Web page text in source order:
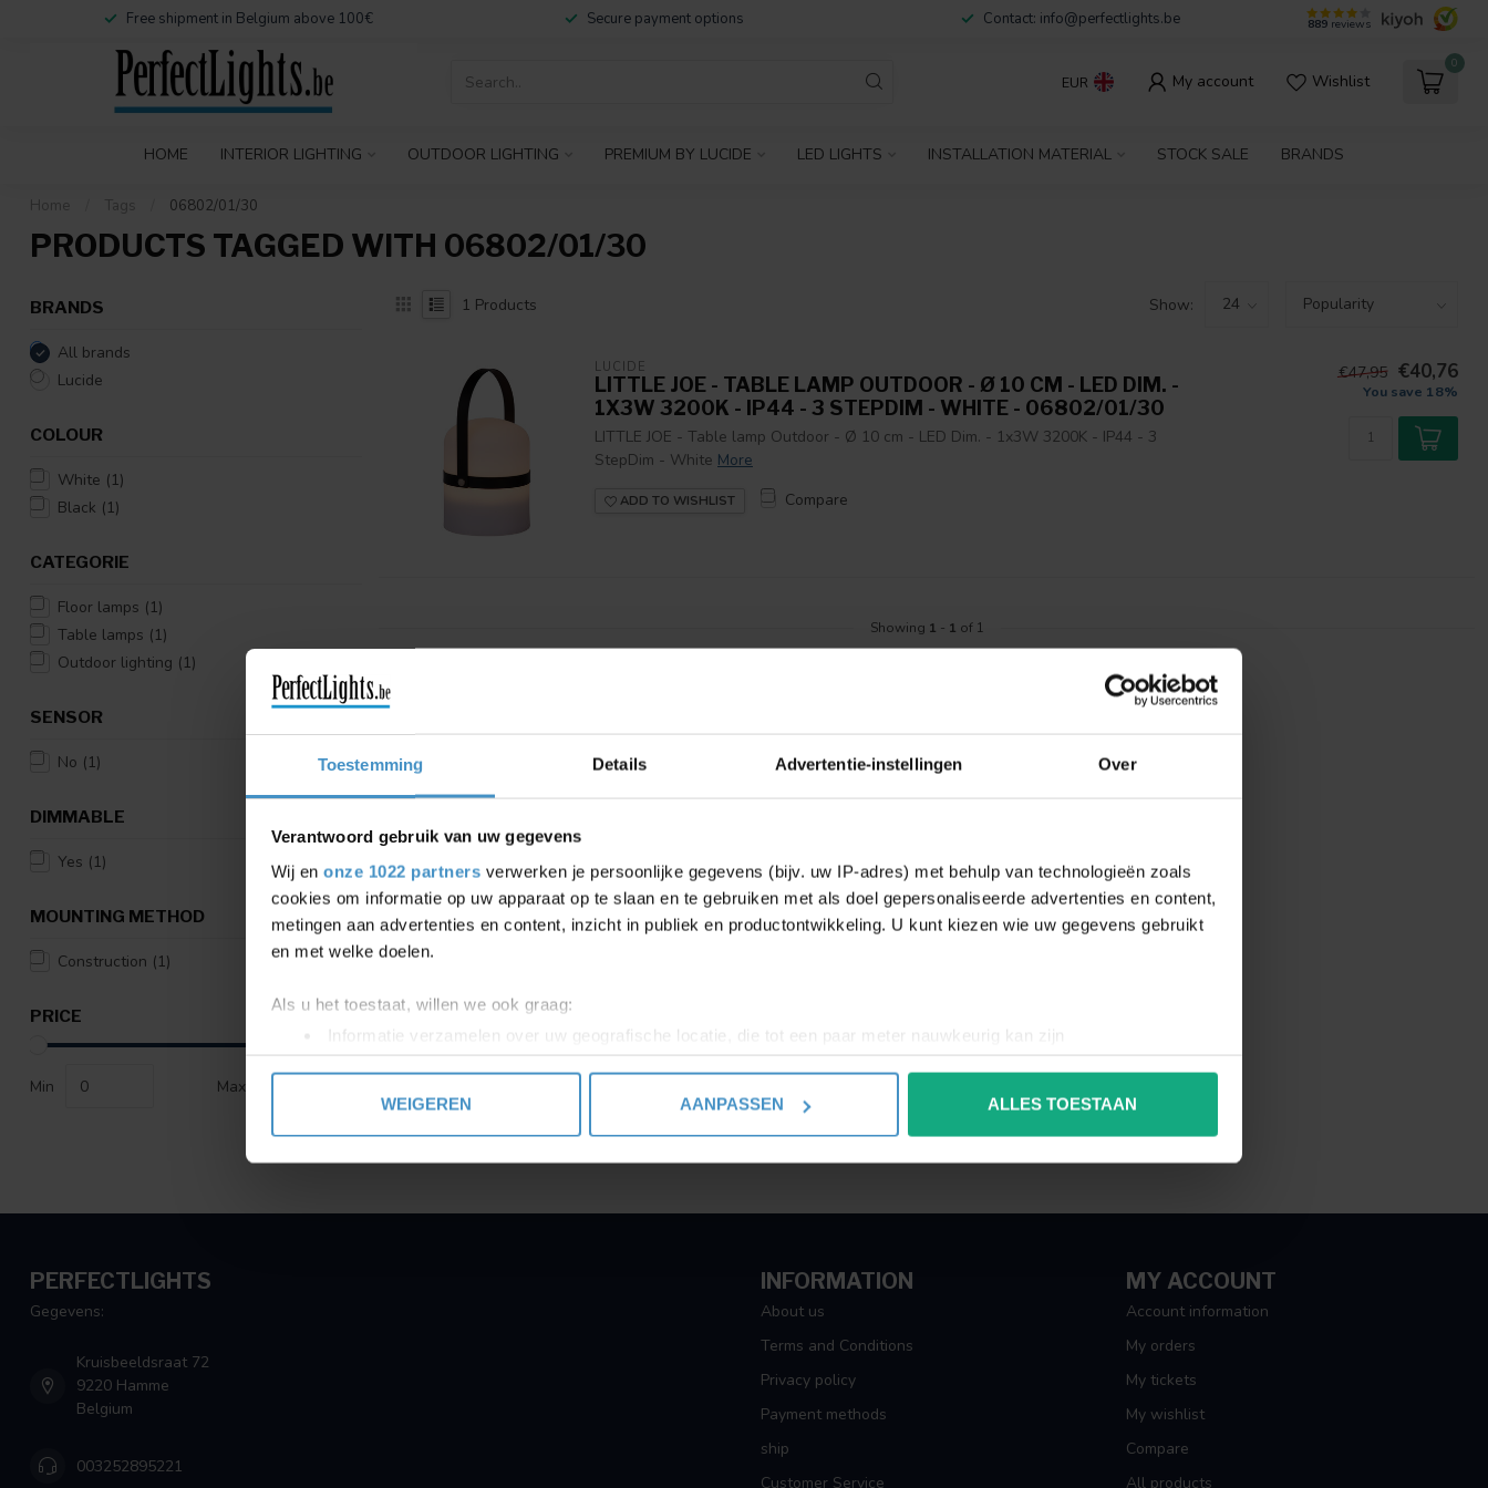
Toestemming Details Advertentie-instellingen Over
Verantwoord gebruik van uw gegevens
Wij en onze 1022 partners verwerken je persoonlijke gegevens (bijv. uw IP-adres) met behulp van technologieën zoals
cookies om informatie op uw apparaat op te slaan en te gebruiken met als doel gepersonaliseerde advertenties en content,
metingen aan advertenties en content, inzicht in publiek en productontwikkeling. U kunt kiezen wie uw gegevens gebruikt
en met welke doelen.
Als u het toestaat, willen we ook graag:
Informatie verzamelen over uw geografische locatie, die tot een paar meter nauwkeurig kan zijn
Uw apparaat identificeren door het actief te scannen op specifieke eigenschappen (fingerprinting)
toestemming op elk moment wijzigen of intrekken in de Cookieverklaring.
WEIGEREN AANPASSEN ALLES TOESTAAN
Free shipment in Belgium above 100€ Secure payment options Contact: info@perfectlights.be 889 reviews
EUR My account Wishlist
0
HOME INTERIOR LIGHTING OUTDOOR LIGHTING PREMIUM BY LUCIDE LED LIGHTS INSTALLATION MATERIAL STOCK SALE BRANDS
Home Tags 06802/01/30
PRODUCTS TAGGED WITH 06802/01/30
BRANDS
All brands
Lucide
COLOUR
White (1)
Black (1)
CATEGORIE
Floor lamps (1)
Table lamps (1)
Outdoor lighting (1)
SENSOR
No (1)
DIMMABLE
Yes (1)
MOUNTING METHOD
Construction (1)
PRICE
Min Max
1 Products Show:
LUCIDE
LITTLE JOE - TABLE LAMP OUTDOOR - Ø 10 CM - LED DIM. -
1X3W 3200K - IP44 - 3 STEPDIM - WHITE - 06802/01/30
LITTLE JOE - Table lamp Outdoor - Ø 10 cm - LED Dim. - 1x3W 3200K - IP44 - 3
StepDim - White More
ADD TO WISHLIST Compare
€47,95 €40,76
You save 18%
Showing 1 - 1 of 1
PERFECTLIGHTS
Gegevens:
Kruisbeeldsraat 72
9220 Hamme
Belgium
003252895221
INFORMATION
About us
Terms and Conditions
Privacy policy
Payment methods
ship
Customer Service
MY ACCOUNT
Account information
My orders
My tickets
My wishlist
Compare
All products